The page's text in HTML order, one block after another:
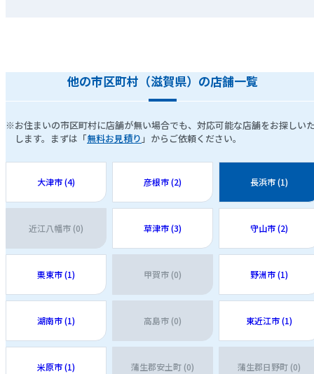
他の市区町村（滋賀県）の店舗一覧
※お住まいの市区町村に店舗が無い場合でも、対応可能な店舗をお探しい
します。まずは「無料お見積り 」からご依頼ください。
大津市 (4) 彦根市 (2) 長浜市 (1)
近江八幡市 (0) 草津市 (3) 守山市 (2)
栗東市 (1) 甲賀市 (0) 野洲市 (1)
湖南市 (1) 高島市 (0) 東近江市 (1)
米原市 (1) 蒲生郡安土町 (0) 蒲生郡日野町 (0)